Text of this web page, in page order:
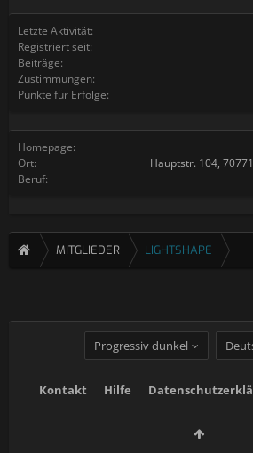
Letzte Aktivität:
Registriert seit:
Beiträge:
Zustimmungen:
Punkte für Erfolge:
Homepage:
Ort:
Hauptstr. 104,
Beruf:
MITGLIEDER LIGHTSHAPE
Progressiv dunkel
Kontakt Hilfe